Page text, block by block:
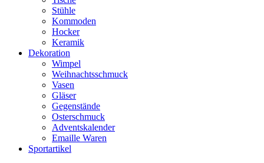
Stühle
Kommoden
Hocker
Keramik
Dekoration
Wimpel
Weihnachtsschmuck
Vasen
Gläser
Gegenstände
Osterschmuck
Adventskalender
Emaille Waren
Sportartikel